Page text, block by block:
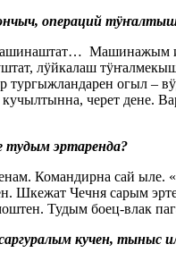
операций
Машинажым
лӱйкалаш
тургыжландарен огыл
черет дене.
эртаренда?
Командирна сай ыле.
Шкежат Чечня сарым
Тудым боец-влак
кучен,